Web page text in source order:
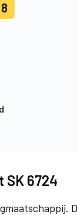
8
SK 6724